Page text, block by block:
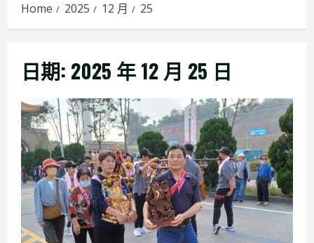
Home 2025 12 月 25
日期: 2025 年 12 月 25 日